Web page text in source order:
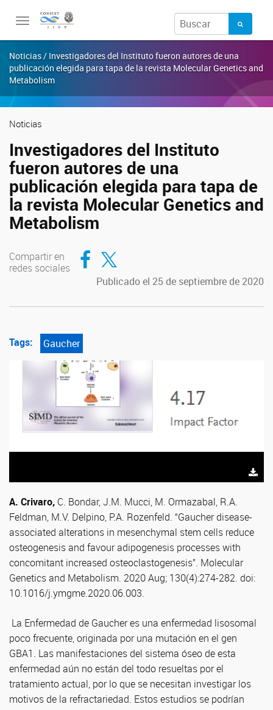
Toggle
Noticias / Investigadores del Instituto fueron autores de una
publicación elegida para tapa de la revista Molecular Genetics and
Metabolism
Noticias
Investigadores del Instituto
fueron autores de una
publicación elegida para tapa de
la revista Molecular Genetics and
Metabolism
Compartir en
redes sociales
Compartir en Facebook
Compartir en Twitter
Publicado el 25 de septiembre de 2020
Tags: Gaucher
A. Crivaro, C. Bondar, J.M. Mucci, M. Ormazabal, R.A.
Feldman, M.V. Delpino, P.A. Rozenfeld. “Gaucher disease-
associated alterations in mesenchymal stem cells reduce
osteogenesis and favour adipogenesis processes with
concomitant increased osteoclastogenesis”. Molecular
Genetics and Metabolism. 2020 Aug; 130(4):274-282. doi:
10.1016/j.ymgme.2020.06.003.
La Enfermedad de Gaucher es una enfermedad lisosomal
poco frecuente, originada por una mutación en el gen
GBA1. Las manifestaciones del sistema óseo de esta
enfermedad aún no están del todo resueltas por el
tratamiento actual, por lo que se necesitan investigar los
motivos de la refractariedad. Estos estudios se podrían